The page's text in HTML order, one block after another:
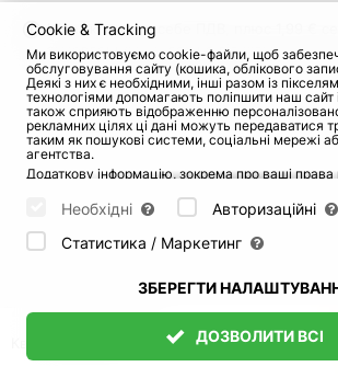
Ціна включає в себе ПДВ, плюс
замовлення незалежно від кількості
Інформація про організатора
Cookie & Tracking
Ми використовуємо cookie-файли, щоб
обслуговування сайту (кошика, облікового
Деякі з них є необхідними, інші разом із
технологіями допомагають поліпшити наш сайт
також сприяють відображенню
рекламних цілях ці дані можуть передаватися
таким як пошукові системи, соціальні мережі
агентства.
Додаткову інформацію, зокрема про ваші права
Будь ласка, виберіть нижче, які куки можуть
підтвердіть це натисканням кнопки "Зберегти
прийміть усі куки, натиснувши кнопку
Необхідні
Авторизаційні
Статистика / Маркетинг
ЗБЕРЕГТИ
ДОЗВОЛИТИ ВСІ